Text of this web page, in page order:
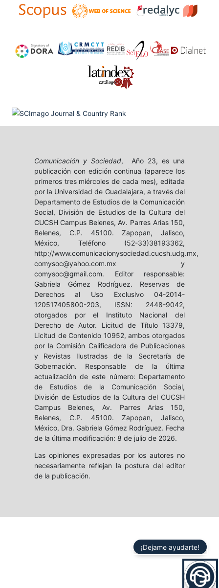
Comunicación y Sociedad, Año 23, es una
publicación con edición continua (aparece los
primeros tres miércoles de cada mes), editada
por la Universidad de Guadalajara, a través del
Departamento de Estudios de la Comunicación
Social, División de Estudios de la Cultura del
CUCSH Campus Belenes, Av. Parres Arias 150,
Belenes, C.P. 45100. Zapopan, Jalisco,
México, Teléfono (52-33)38193362,
http://www.comunicacionysociedad.cucsh.udg.mx,
comysoc@yahoo.com.mx y
comysoc@gmail.com. Editor responsable:
Gabriela Gómez Rodríguez. Reservas de
Derechos al Uso Exclusivo 04-2014-
120517405800-203, ISSN: 2448-9042,
otorgados por el Instituto Nacional del
Derecho de Autor. Licitud de Título 13379,
Licitud de Contenido 10952, ambos otorgados
por la Comisión Calificadora de Publicaciones
y Revistas Ilustradas de la Secretaría de
Gobernación. Responsable de la última
actualización de este número: Departamento
de Estudios de la Comunicación Social,
División de Estudios de la Cultura del CUCSH
Campus Belenes, Av. Parres Arias 150,
Belenes, C.P. 45100. Zapopan, Jalisco,
México, Dra. Gabriela Gómez Rodríguez. Fecha
de la última modificación: 8 de julio de 2026.
Las opiniones expresadas por los autores no
necesariamente reflejan la postura del editor
de la publicación.
¡Dejame ayudarte!